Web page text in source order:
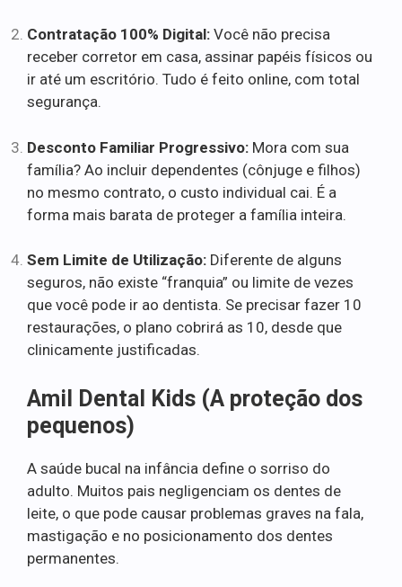
Contratação 100% Digital: Você não precisa
receber corretor em casa, assinar papéis físicos ou
ir até um escritório. Tudo é feito online, com total
segurança.
Desconto Familiar Progressivo: Mora com sua
família? Ao incluir dependentes (cônjuge e filhos)
no mesmo contrato, o custo individual cai. É a
forma mais barata de proteger a família inteira.
Sem Limite de Utilização: Diferente de alguns
seguros, não existe “franquia” ou limite de vezes
que você pode ir ao dentista. Se precisar fazer 10
restaurações, o plano cobrirá as 10, desde que
clinicamente justificadas.
Amil Dental Kids (A proteção dos
pequenos)
A saúde bucal na infância define o sorriso do
adulto. Muitos pais negligenciam os dentes de
leite, o que pode causar problemas graves na fala,
mastigação e no posicionamento dos dentes
permanentes.